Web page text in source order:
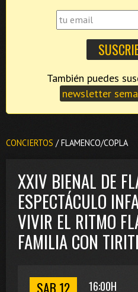
newsletter
CONCIERTOS / FLAMENCO/COPLA
XXIV BIENAL DE
ESPECTÁCULO
VIVIR EL RITMO
FAMILIA CON
SAB 12
16:00H